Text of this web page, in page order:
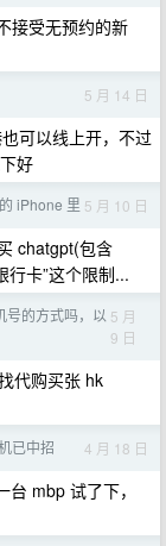
接受无预约的新
5 月 14 日
可以线上开，不过
好
iPhone 里 5 月 10 日
chatgpt(包含
卡”这个限制...
号的方式吗，以 5 月
9 日
代购买张 hk
已中招 4 月 18 日
mbp 试了下，